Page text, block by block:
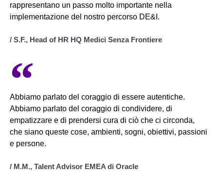
rappresentano un passo molto importante nella
implementazione del nostro percorso DE&I.​
/ S.F., Head of HR HQ Medici Senza Frontiere​
Abbiamo parlato del coraggio di essere autentiche.
Abbiamo parlato del coraggio di condividere, di
empatizzare e di prendersi cura di ciò che ci circonda,
che siano queste cose, ambienti, sogni, obiettivi, passioni
e persone.
/ M.M., Talent Advisor EMEA di Oracle